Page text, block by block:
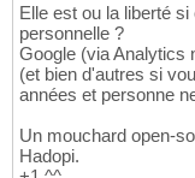
Elle est ou la liberté
personnelle ?
Google (via Analytics
(et bien d'autres si
années et personne
Un mouchard open-
Hadopi.